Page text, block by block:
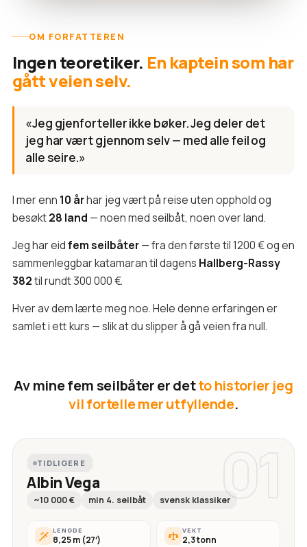
OM FORFATTEREN
Ingen teoretiker. En kaptein som har
gått veien selv.
«Jeg gjenforteller ikke bøker. Jeg deler det
jeg har vært gjennom selv — med alle feil og
alle seire.»
I mer enn 10 århar jeg vært på reise uten opphold og
besøkt28 land — noen med seilbåt, noen over land.
Jeg har eidfem seilbåter— fra den første til 1200 € og en
sammenleggbar katamaran til dagens Hallberg-Rassy
382til rundt 300 000 €.
Hver av dem lærte meg noe. Hele denne erfaringen er
samlet i ett kurs — slik at du slipper å gå veien fra null.
Av mine fem seilbåter er detto historier jeg
vil fortelle mer utfyllende.
01
TIDLIGERE
Albin Vega
~10 000 € min 4. seilbåt svensk klassiker
LENGDE
8,25 m (27′)
VEKT
2,3 tonn